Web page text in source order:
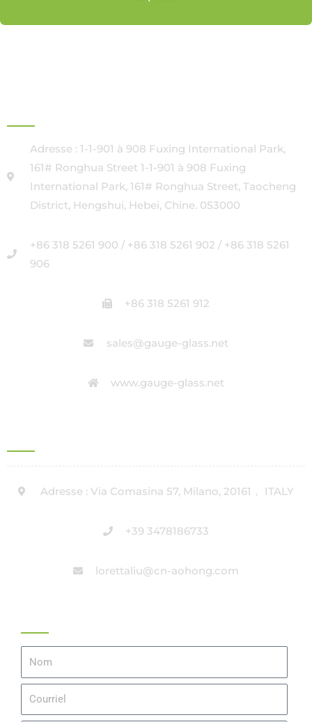
Adresse : 1-1-901 à 908 Fuxing International Park,
161# Ronghua Street 1-1-901 à 908 Fuxing
International Park, 161# Ronghua Street, Taocheng
District, Hengshui, Hebei, Chine. 053000
+86 318 5261 900 / +86 318 5261 902 / +86 318 5261
906
+86 318 5261 912
sales@gauge-glass.net
www.gauge-glass.net
Adresse : Via Comasina 57, Milano, 20161， ITALY
+39 3478186733
lorettaliu@cn-aohong.com
Nom
Courriel